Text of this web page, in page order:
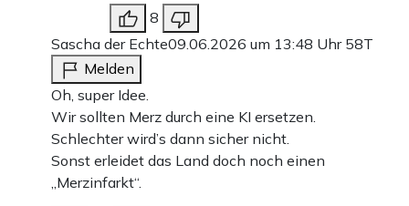
8
Sascha der Echte09.06.2026 um 13:48 Uhr 58T
Melden
Oh, super Idee.
Wir sollten Merz durch eine KI ersetzen.
Schlechter wird’s dann sicher nicht.
Sonst erleidet das Land doch noch einen
„Merzinfarkt“.